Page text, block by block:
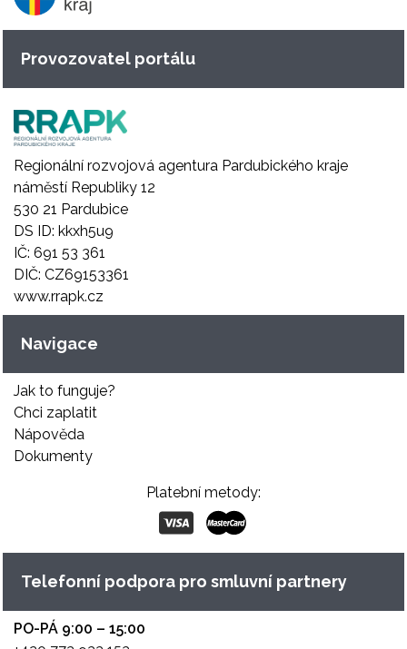
Provozovatel portálu
Regionální rozvojová agentura Pardubického kraje
náměstí Republiky 12
530 21 Pardubice
DS ID: kkxh5u9
IČ: 691 53 361
DIČ: CZ69153361
www.rrapk.cz
Navigace
Jak to funguje?
Chci zaplatit
Nápověda
Dokumenty
Platební metody:
Telefonní podpora pro smluvní partnery
PO-PÁ 9:00 – 15:00